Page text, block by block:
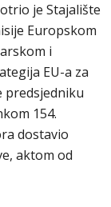
je Stajalište
Europskom
i
EU-a za
predsjedniku
154.
dostavio
aktom od